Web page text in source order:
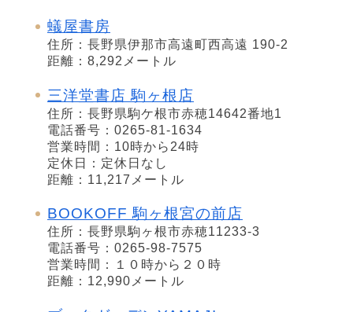
蟻屋書房
住所：長野県伊那市高遠町西高遠 190-2
距離：8,292メートル
三洋堂書店 駒ヶ根店
住所：長野県駒ケ根市赤穂14642番地1
電話番号：0265-81-1634
営業時間：10時から24時
定休日：定休日なし
距離：11,217メートル
BOOKOFF 駒ヶ根宮の前店
住所：長野県駒ヶ根市赤穂11233-3
電話番号：0265-98-7575
営業時間：１０時から２０時
距離：12,990メートル